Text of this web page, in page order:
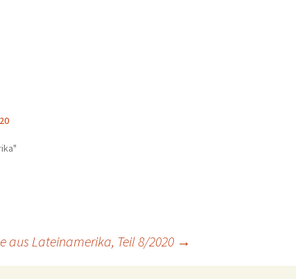
aus Lateinamerika, Teil 8/2020 →